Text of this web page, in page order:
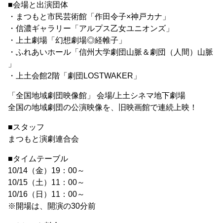
■会場と出演団体
・まつもと市民芸術館「作田令子×神戸カナ」
・信濃ギャラリー「アルプス乙女ユニオンズ」
・上土劇場「幻想劇場◎経帷子」
・ふれあいホール「信州大学劇団山脈＆劇団（人間）山脈
」
・上土会館2階「劇団LOSTWAKER」
「全国地域劇団映像館」 会場/上土シネマ地下劇場
全国の地域劇団の公演映像を、旧映画館で連続上映！
■スタッフ
まつもと演劇連合会
■タイムテーブル
10/14（金）19：00～
10/15（土）11：00～
10/16（日）11：00～
※開場は、開演の30分前